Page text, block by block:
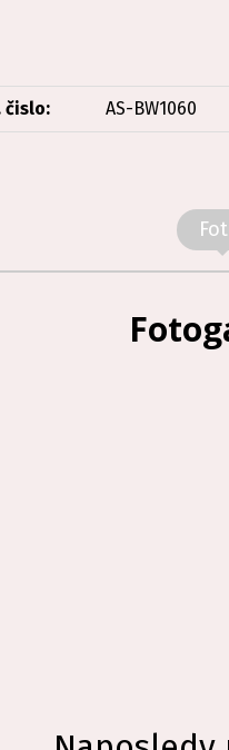
čislo: AS-BW1060